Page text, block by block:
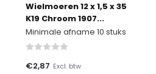
Wielmoeren 12 x 1,5 x 35
K19 Chroom 1907...
Minimale afname 10 stuks
€2,87 Excl. btw